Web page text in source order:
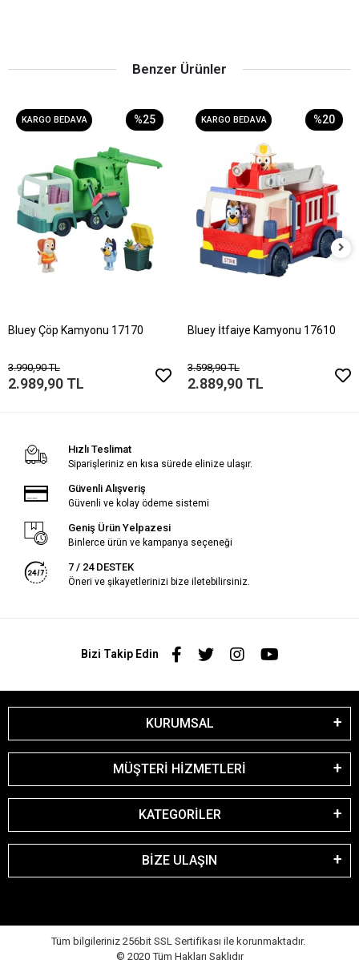
Benzer Ürünler
KARGO BEDAVA %25
Bluey Çöp Kamyonu 17170
3.990,90 TL
2.989,90 TL
KARGO BEDAVA %20
Bluey İtfaiye Kamyonu 17610
3.598,90 TL
2.889,90 TL
Hızlı Teslimat
Siparişleriniz en kısa sürede elinize ulaşır.
Güvenli Alışveriş
Güvenli ve kolay ödeme sistemi
Geniş Ürün Yelpazesi
Binlerce ürün ve kampanya seçeneği
7 / 24 DESTEK
Öneri ve şikayetlerinizi bize iletebilirsiniz.
Bizi Takip Edin
KURUMSAL
MÜŞTERİ HİZMETLERİ
KATEGORİLER
BİZE ULAŞIN
Tüm bilgileriniz 256bit SSL Sertifikası ile korunmaktadır.
© 2020 Tüm Hakları Saklıdır